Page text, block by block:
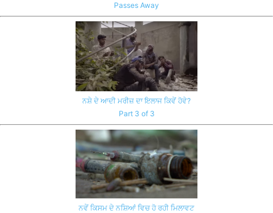
Passes Away
ਨਸ਼ੇ ਦੇ ਆਦੀ ਮਰੀਜ਼ ਦਾ ਇਲਾਜ ਕਿਵੇਂ ਹੋਵੇ?
Part 3 of 3
ਨਵੇਂ ਕਿਸਮ ਦੇ ਨਸ਼ਿਆਂ ਵਿਚ ਹੋ ਰਹੀ ਮਿਲਾਵਟ